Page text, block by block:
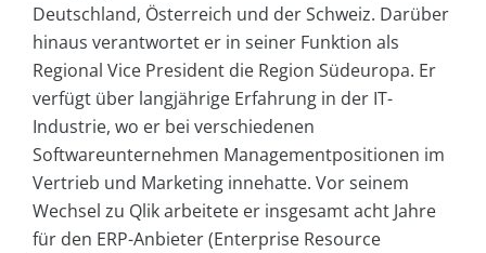
Deutschland, Österreich und der Schweiz. Darüber
hinaus verantwortet er in seiner Funktion als
Regional Vice President die Region Südeuropa. Er
verfügt über langjährige Erfahrung in der IT-
Industrie, wo er bei verschiedenen
Softwareunternehmen Managementpositionen im
Vertrieb und Marketing innehatte. Vor seinem
Wechsel zu Qlik arbeitete er insgesamt acht Jahre
für den ERP-Anbieter (Enterprise Resource